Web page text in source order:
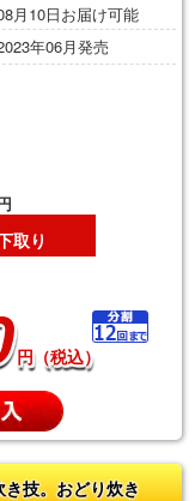
月10日お届け可能
年06月発売
取り
円（税込）
技。おどり炊き